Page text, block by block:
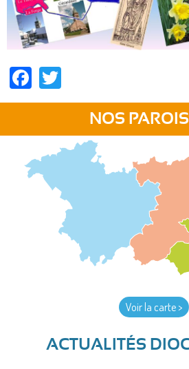
Facebook
NOS
Voir la carte >
ACTUALITÉS